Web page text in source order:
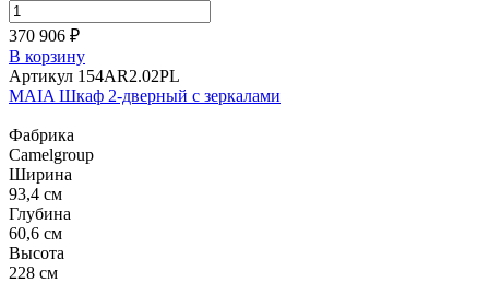
370 906 ₽
В корзину
Артикул 154AR2.02PL
MAIA Шкаф 2-дверный с зеркалами
Фабрика
Camelgroup
Ширина
93,4 см
Глубина
60,6 см
Высота
228 см